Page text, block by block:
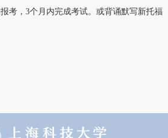
考，3个月内完成考试。或背诵默写新托福